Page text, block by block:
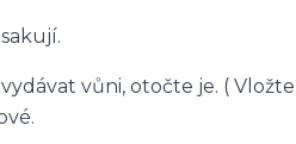
vůni, otočte je. (